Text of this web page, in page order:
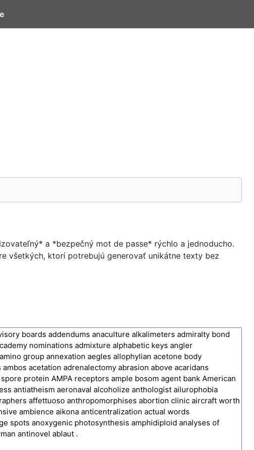
a *bezpečný mot de passe* rýchlo a jednoducho.
všetkých, ktorí potrebujú generovať unikátne texty bez